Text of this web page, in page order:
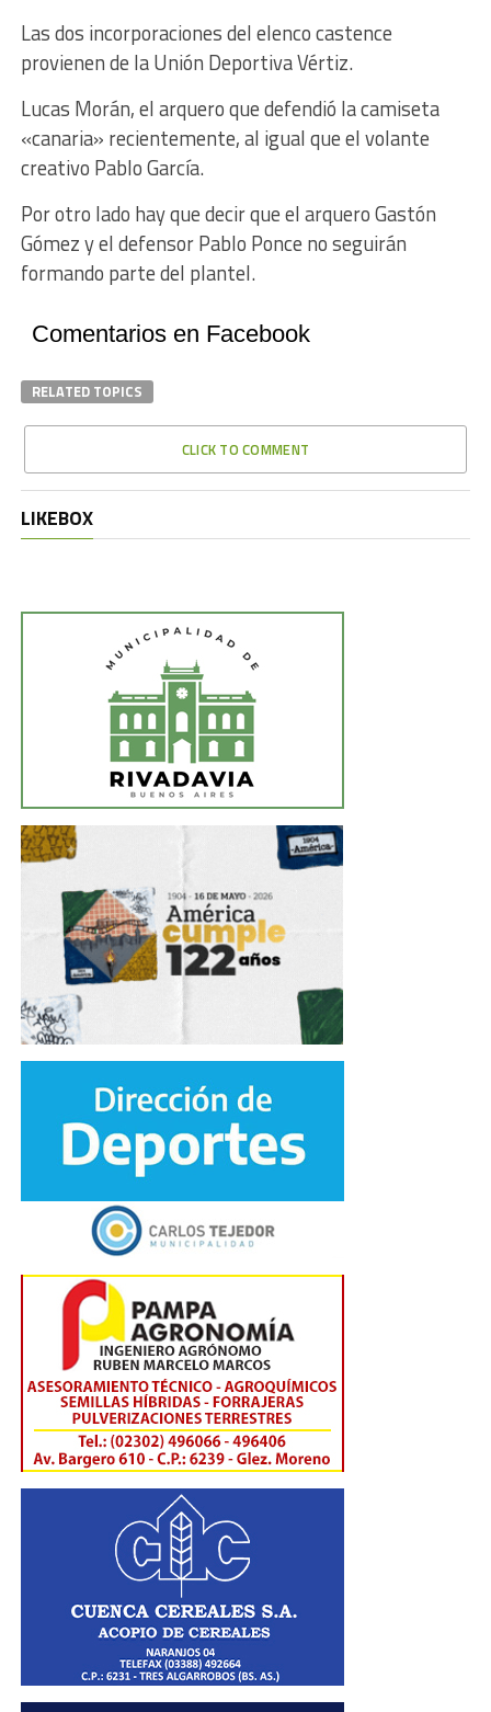
Las dos incorporaciones del elenco castence
provienen de la Unión Deportiva Vértiz.
Lucas Morán, el arquero que defendió la camiseta
«canaria» recientemente, al igual que el volante
creativo Pablo García.
Por otro lado hay que decir que el arquero Gastón
Gómez y el defensor Pablo Ponce no seguirán
formando parte del plantel.
Comentarios en Facebook
RELATED TOPICS
CLICK TO COMMENT
LIKEBOX